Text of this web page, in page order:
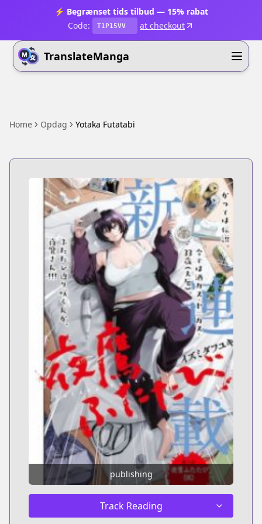
⚡ Begrænset tids tilbud — 15% rabat
Code:
T1P15VV at checkout
TranslateManga
Home Opdag Yotaka Futatabi
publishing
Track Reading